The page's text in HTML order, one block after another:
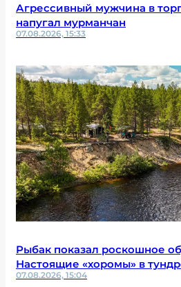
Агрессивный мужчина в
напугал мурманчан
07.08.2026, 15:33
Рыбак показал роскошное
Настоящие «хоромы» в
07.08.2026, 15:04